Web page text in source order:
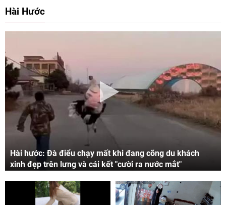
Hài Hước
Hài hước: Đà điểu chạy mất khi đang cõng du khách
xinh đẹp trên lưng và cái kết "cười ra nước mắt"